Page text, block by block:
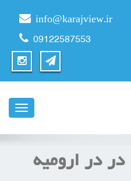
info@karajview.ir
09122587553
ناوبری
در در اروميه